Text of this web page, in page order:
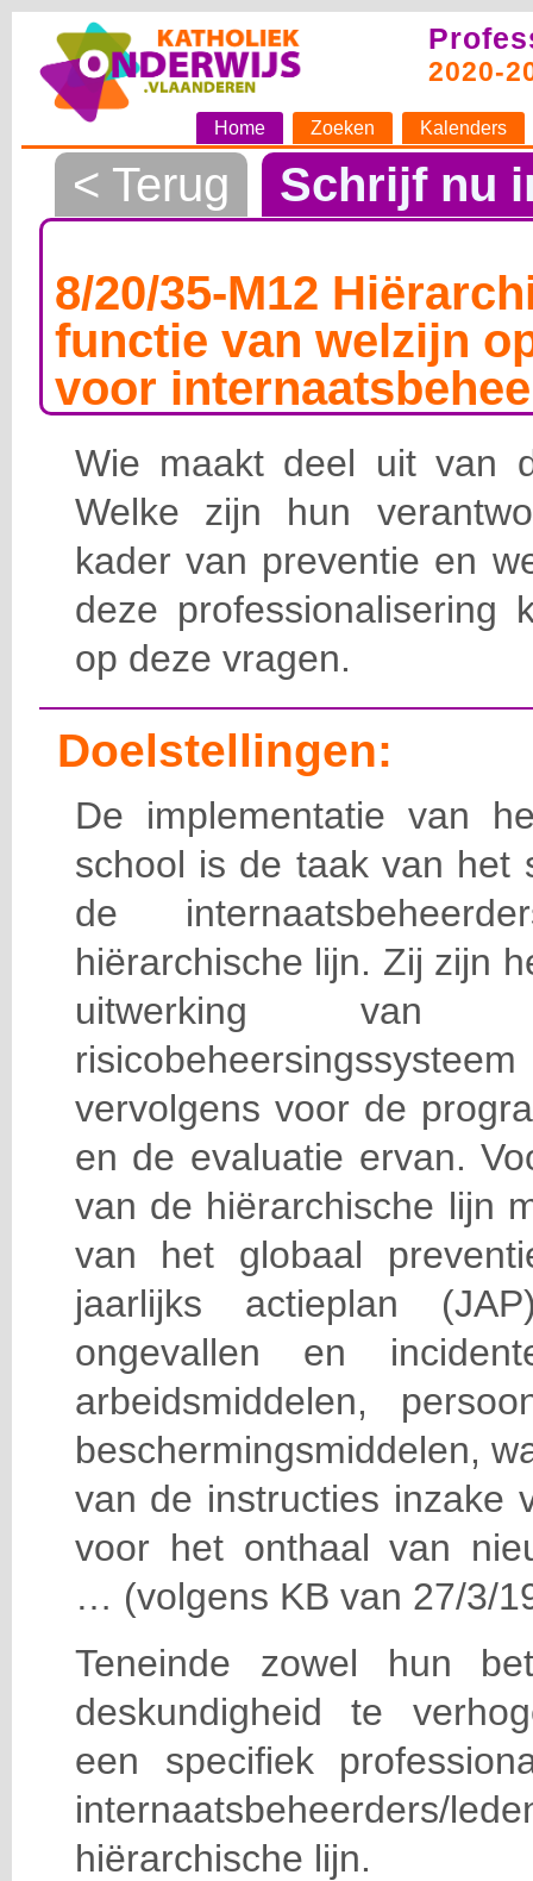
2020-
Home Zoeken Kalenders
< Terug Schrijf nu
8/20/35-M12
functie van welzijn
voor
Wie maakt deel uit van
Welke zijn hun
kader van preventie en
deze professionalisering
op deze vragen.
Doelstellingen:
De implementatie van
school is de taak van het
de
hiërarchische lijn. Zij zijn
uitwerking van
vervolgens voor de
en de evaluatie ervan.
van de hiërarchische lijn
van het globaal
jaarlijks actieplan
ongevallen en
arbeidsmiddelen,
beschermingsmiddelen,
van de instructies inzake
voor het onthaal van
… (volgens KB van 27/3/
Teneinde zowel hun
deskundigheid te
een specifiek
hiërarchische lijn.